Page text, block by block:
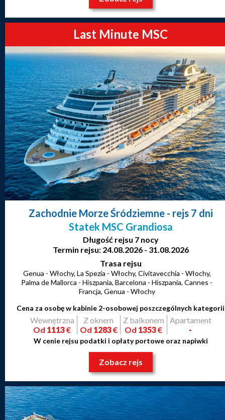
Last Minute MSC
Zachodnie Morze Śródziemne- rejs 7 dni
Statek MSC Grandiosa
Długość rejsu 7 nocy
Termin rejsu: 24.08.2026 - 31.08.2026
Trasa rejsu
Genua - Włochy, La Spezia - Włochy, Civitavecchia - Włochy,
Palma de Mallorca - Hiszpania, Barcelona - Hiszpania, Cannes -
Francja, Genua - Włochy
Cena za osobę w kabinie 2-osobowej poszczególnych kategorii
Wewnętrzna
Od 1113€
Z oknem
Od 1283€
Z balkonem
Od 1353€
Apartament
-
W cenie rejsu podatki i opłaty portowe oraz napiwki
Zobacz rejs